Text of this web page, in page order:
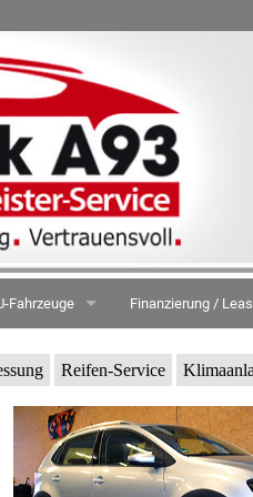
Fahrzeuge Finanzierung /
Auto-Finanzierung
Auto-Leasing
Reifen-Service